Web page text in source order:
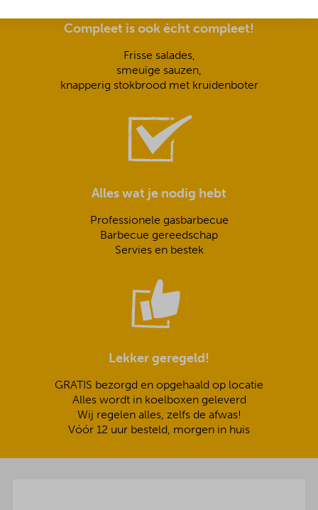
Compleet is ook écht compleet!
Frisse salades,
smeuïge sauzen,
knapperig stokbrood met kruidenboter
Alles wat je nodig hebt
Professionele gasbarbecue
Barbecue gereedschap
Servies en bestek
Lekker geregeld!
GRATIS bezorgd en opgehaald op locatie
Alles wordt in koelboxen geleverd
Wij regelen alles, zelfs de afwas!
Vóór 12 uur besteld, morgen in huis